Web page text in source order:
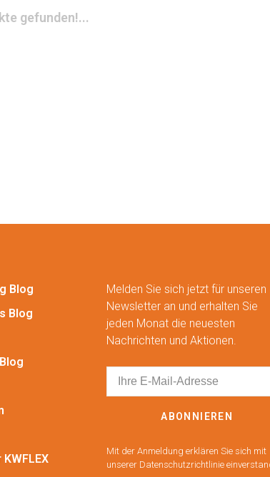
gefunden!...
Blog
Blog
Melden Sie sich jetzt für unseren
Newsletter an und erhalten Sie
jeden Monat die neuesten
Nachrichten und Aktionen.
ABONNIEREN
Mit der Anmeldung erklären Sie sich mit
unserer Datenschutzrichtlinie